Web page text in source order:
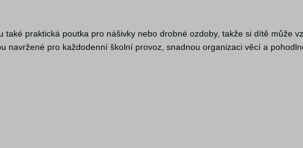
také praktická poutka pro nášivky nebo drobné ozdoby, takže si dítě může
navržené pro každodenní školní provoz, snadnou organizaci věcí a